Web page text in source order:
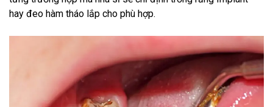
hay đeo hàm tháo lắp cho phù hợp.